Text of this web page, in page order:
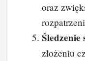
oraz
Śledzenie
złożeniu